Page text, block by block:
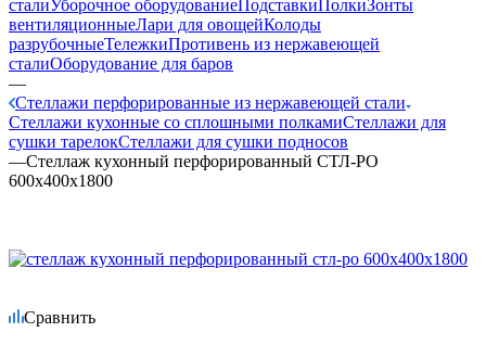
сталиУборочное оборудованиеПодставкиПолкиЗонты
вентиляционныеЛари для овощейКолоды
разрубочныеТележкиПротивень из нержавеющей
сталиОборудование для баров
—
Стеллажи перфорированные из нержавеющей стали
Стеллажи кухонные со сплошными полкамиСтеллажи для
сушки тарелокСтеллажи для сушки подносов
—Стеллаж кухонный перфорированный СТЛ-РО
600х400х1800
Сравнить